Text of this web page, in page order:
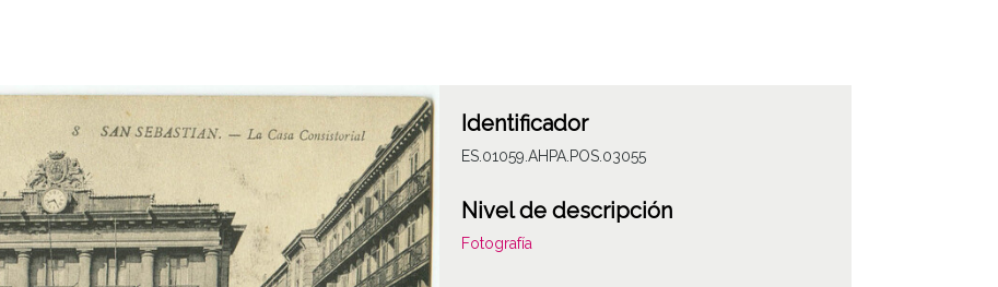
Identificador
ES.01059.AHPA.POS.03055
Nivel de descripción
Fotografía